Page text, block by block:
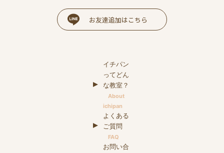
お友達追加はこちら
イチパン
ってどん
な教室？
About
ichipan
よくある
ご質問
FAQ
お問い合